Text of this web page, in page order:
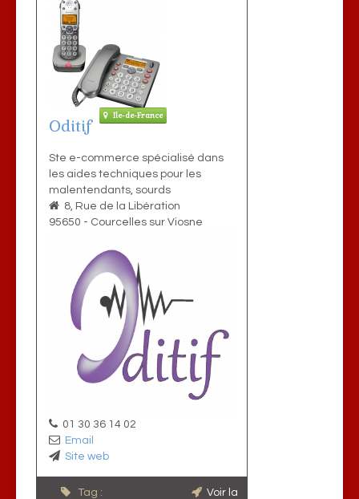
Oditif
Ile-de-France
Ste e-commerce spécialisé dans
les aides techniques pour les
malentendants, sourds
8, Rue de la Libération
95650 - Courcelles sur Viosne
01 30 36 14 02
Email
Site web
Tag :
Voir la